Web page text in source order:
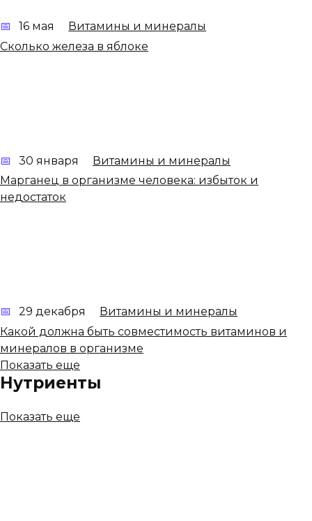
16 мая
Витамины и минералы
Сколько железа в яблоке
30 января
Витамины и минералы
Марганец в организме человека: избыток и
недостаток
29 декабря
Витамины и минералы
Какой должна быть совместимость витаминов и
минералов в организме
Показать еще
Нутриенты
Показать еще